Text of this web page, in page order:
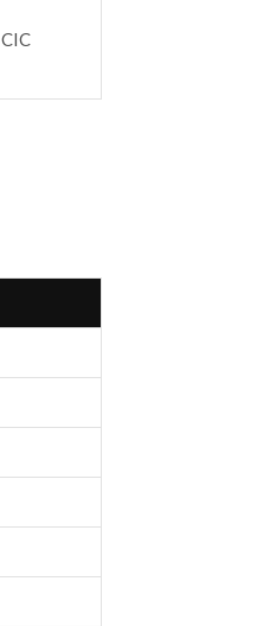
CIC